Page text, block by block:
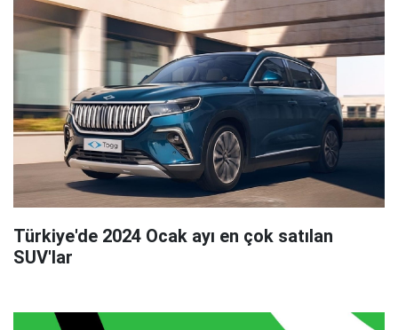
Türkiye'de 2024 Ocak ayı en çok satılan
SUV'lar